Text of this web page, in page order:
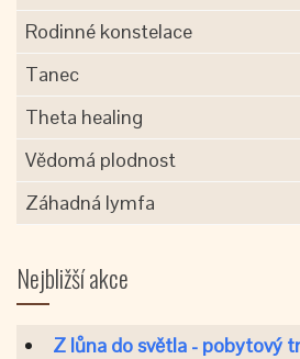
Rodinné konstelace
Tanec
Theta healing
Vědomá plodnost
Záhadná lymfa
Nejbližší akce
Z lůna do světla - pobytový